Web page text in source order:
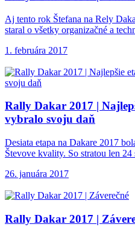
Aj tento rok Štefana na Rely
staral o všetky organizačné a
1. februára 2017
Rally Dakar 2017 |
vybralo svoju daň
Desiata etapa na Dakare 2017
Števove kvality. So stratou len
26. januára 2017
Rally Dakar 2017 |